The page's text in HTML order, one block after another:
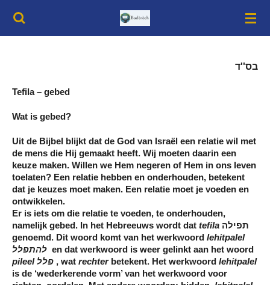
Ga
direct
naar
בס''ד
Tefila – gebed
Wat is gebed?
Uit de Bijbel blijkt dat de God van Israël een relatie wil met
de mens die Hij gemaakt heeft. Wij moeten daarin een
keuze maken. Willen we Hem negeren of Hem in ons leven
toelaten? Een relatie hebben en onderhouden, betekent
dat je keuzes moet maken. Een relatie moet je voeden en
ontwikkelen.
Er is iets om die relatie te voeden, te onderhouden,
namelijk gebed. In het Hebreeuws wordt dat tefila
genoemd. Dit woord komt van het werkwoord lehitpalel
להתפלל en dat werkwoord is weer gelinkt aan het woord
pileelפלל , wat rechterbetekent. Het werkwoord lehitpalel
is de ‘wederkerende vorm’ van het werkwoord voor